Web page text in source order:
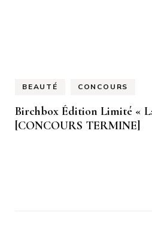
BEAUTÉ CONCOURS
Birchbox Édition Limité «
[CONCOURS TERMINE]